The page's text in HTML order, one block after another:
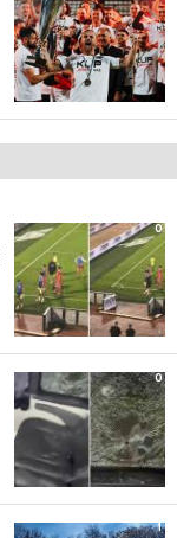
0
0
1